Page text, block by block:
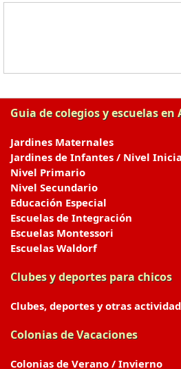
Guia de colegios y escuelas
Jardines Maternales
Jardines de Infantes / Nivel
Nivel Primario
Nivel Secundario
Educación Especial
Escuelas de Integración
Escuelas Montessori
Escuelas Waldorf
Clubes y deportes para chicos
Clubes, deportes y otras
Colonias de Vacaciones
Colonias de Verano / Invierno